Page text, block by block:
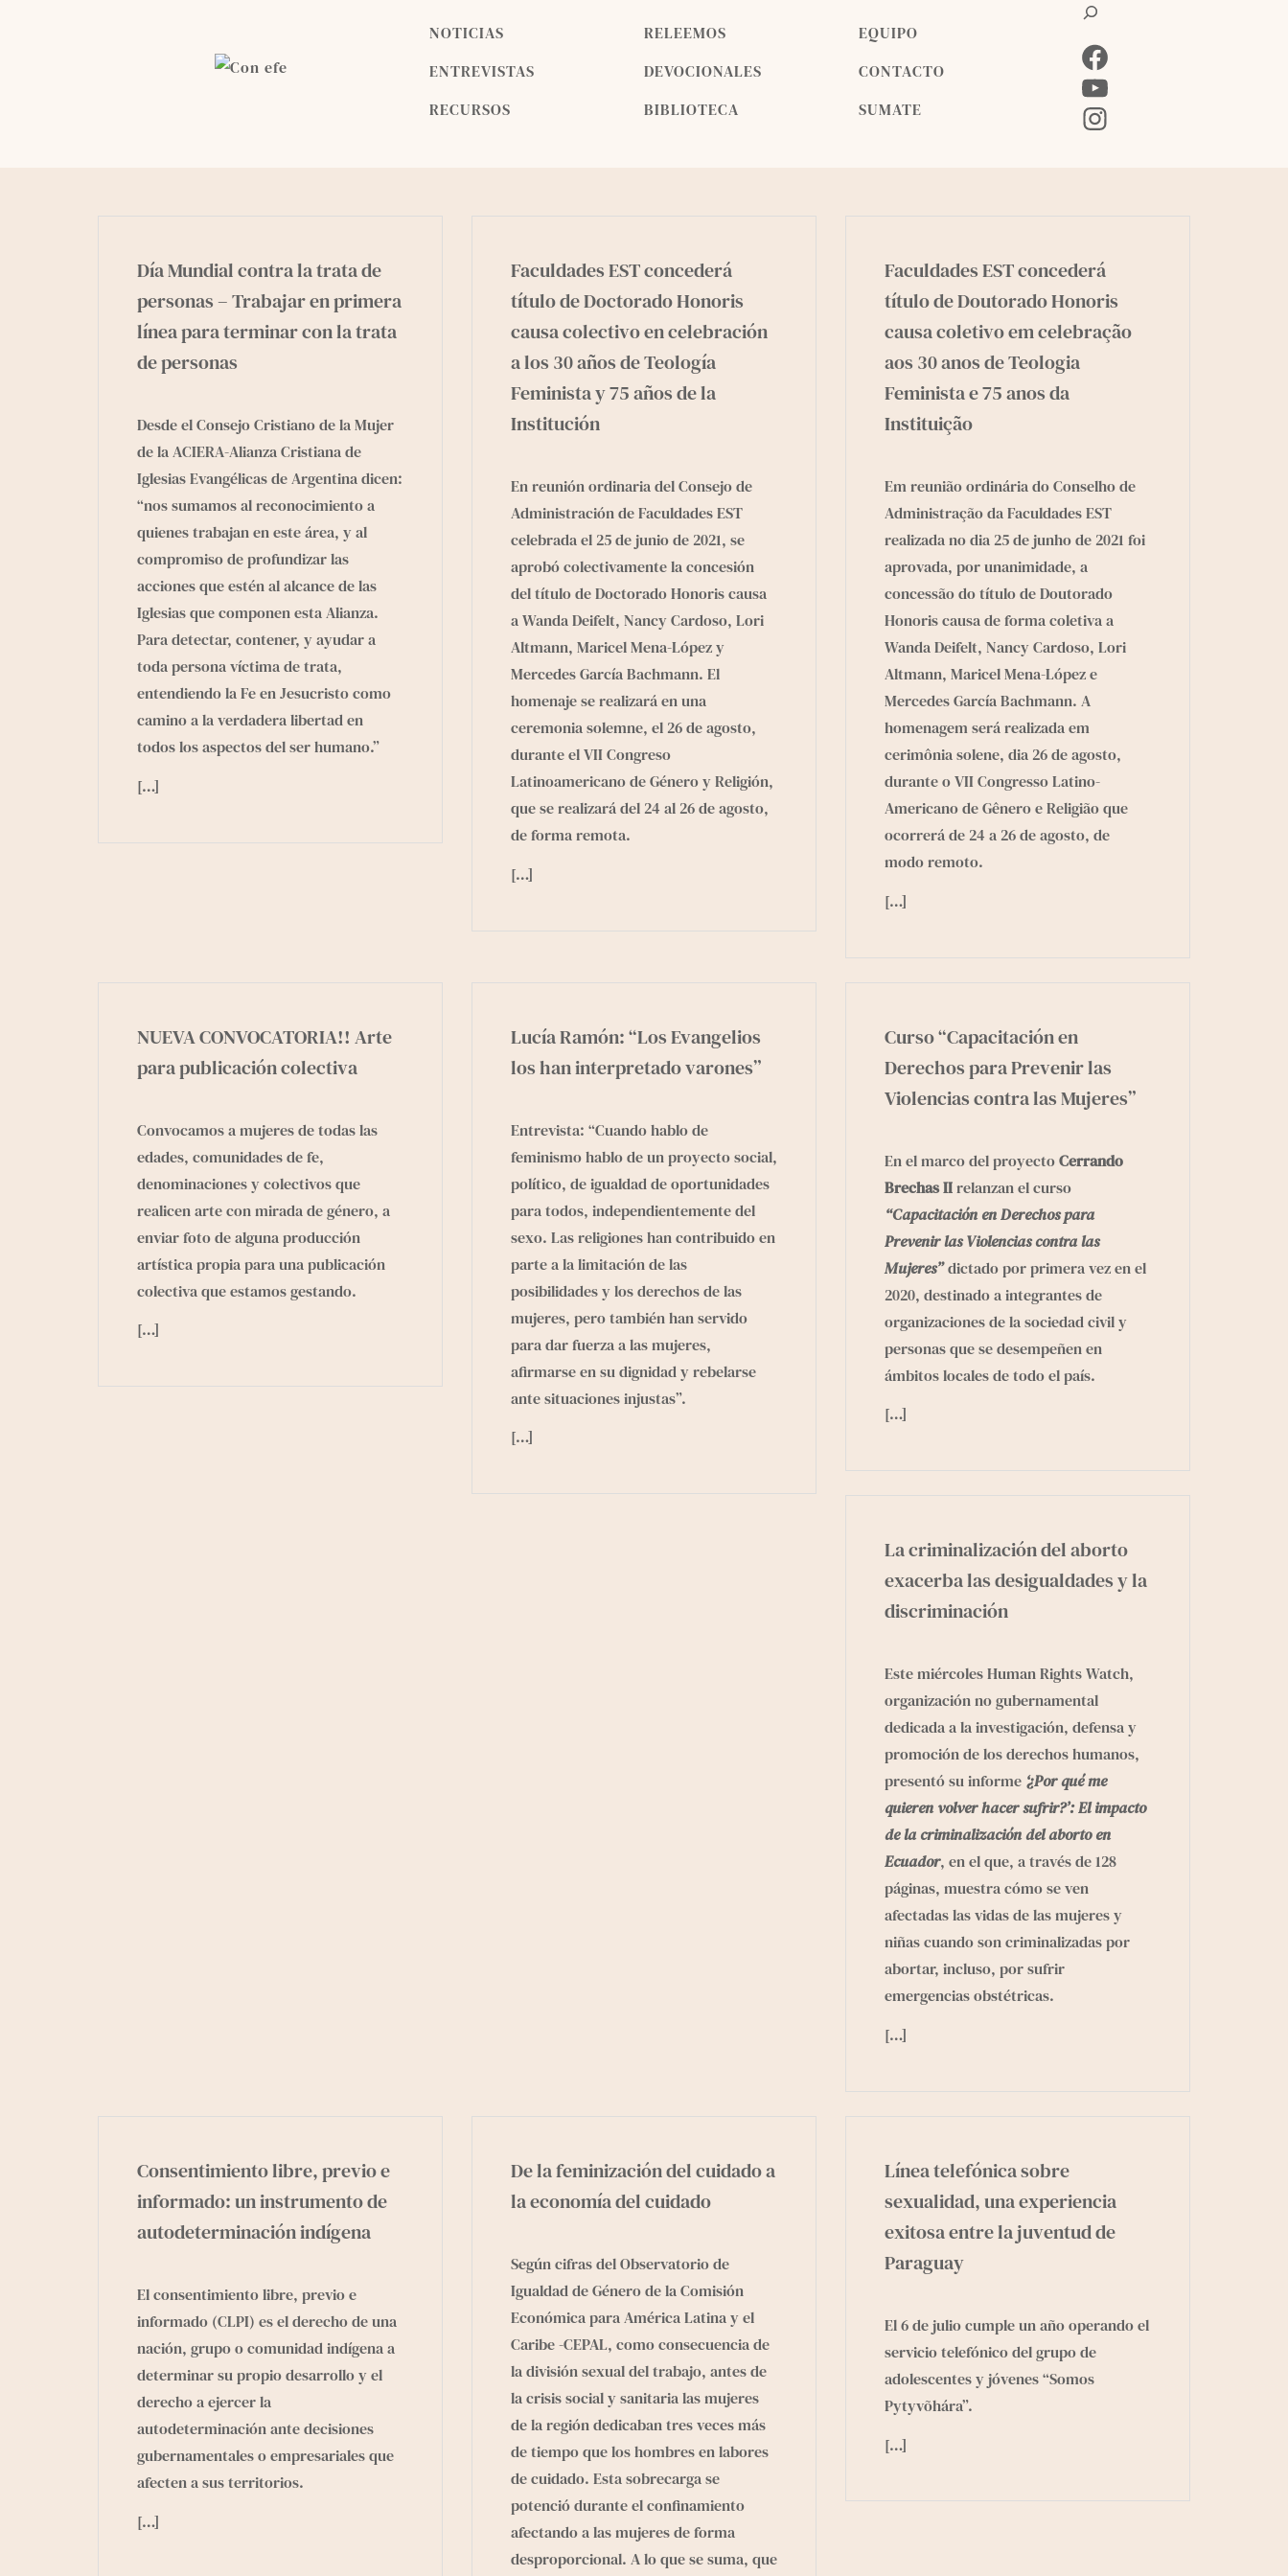
NOTICIAS
ENTREVISTAS
RECURSOS
RELEEMOS
DEVOCIONALES
BIBLIOTECA
EQUIPO
CONTACTO
SUMATE
e
t
g
m
Día Mundial contra la trata de
personas – Trabajar en primera
línea para terminar con la trata
de personas
Desde el Consejo Cristiano de la Mujer
de la ACIERA-Alianza Cristiana de
Iglesias Evangélicas de Argentina dicen:
“nos sumamos al reconocimiento a
quienes trabajan en este área, y al
compromiso de profundizar las
acciones que estén al alcance de las
Iglesias que componen esta Alianza.
Para detectar, contener, y ayudar a
toda persona víctima de trata,
entendiendo la Fe en Jesucristo como
camino a la verdadera libertad en
todos los aspectos del ser humano.”
[…]
Faculdades EST concederá
título de Doctorado Honoris
causa colectivo en celebración
a los 30 años de Teología
Feminista y 75 años de la
Institución
En reunión ordinaria del Consejo de
Administración deFaculdades EST
celebrada el 25 de junio de 2021, se
aprobó colectivamente la concesión
del título de Doctorado Honoris causa
a Wanda Deifelt, Nancy Cardoso, Lori
Altmann, Maricel Mena-López y
Mercedes García Bachmann. El
homenaje se realizará en una
ceremonia solemne, el 26 de agosto,
durante el VII Congreso
Latinoamericano de Género y Religión,
que se realizará del 24 al 26 de agosto,
de forma remota.
[…]
Faculdades EST concederá
título de Doutorado Honoris
causa coletivo em celebração
aos 30 anos de Teologia
Feminista e 75 anos da
Instituição
Em reunião ordinária do Conselho de
Administração daFaculdades EST
realizada no dia 25 de junho de 2021 foi
aprovada, por unanimidade, a
concessão do título de Doutorado
Honoris causa de forma coletiva a
Wanda Deifelt, Nancy Cardoso, Lori
Altmann, Maricel Mena-López e
Mercedes García Bachmann. A
homenagem será realizada em
cerimônia solene, dia 26 de agosto,
durante o VII Congresso Latino-
Americano de Gênero e Religião que
ocorrerá de 24 a 26 de agosto, de
modo remoto.
[…]
NUEVA CONVOCATORIA!! Arte
para publicación colectiva
Convocamos a mujeres de todas las
edades, comunidades de fe,
denominaciones y colectivos que
realicen arte con mirada de género, a
enviar foto de alguna producción
artística propia para una publicación
colectiva que estamos gestando.
[…]
Lucía Ramón: “Los Evangelios
los han interpretado varones”
Entrevista: “Cuando hablo de
feminismo hablo de un proyecto social,
político, de igualdad de oportunidades
para todos, independientemente del
sexo. Las religiones han contribuido en
parte a la limitación de las
posibilidades y los derechos de las
mujeres, pero también han servido
para dar fuerza a las mujeres,
afirmarse en su dignidad y rebelarse
ante situaciones injustas”.
[…]
Curso “Capacitación en
Derechos para Prevenir las
Violencias contra las Mujeres”
En el marco del proyectoCerrando
Brechas IIrelanzan el curso
“Capacitación en Derechos para
Prevenir las Violencias contra las
Mujeres”dictado por primera vez en el
2020, destinado a integrantes de
organizaciones de la sociedad civil y
personas que se desempeñen en
ámbitos locales de todo el país.
[…]
La criminalización del aborto
exacerba las desigualdades y la
discriminación
Este miércoles Human Rights Watch,
organización no gubernamental
dedicada a la investigación, defensa y
promoción de los derechos humanos,
presentósu informe ‘¿Por qué me
quieren volver hacer sufrir?’: El impacto
de la criminalización del aborto en
Ecuador, en el que, a través de 128
páginas, muestra cómo se ven
afectadas las vidas de las mujeres y
niñas cuando son criminalizadas por
abortar, incluso, por sufrir
emergencias obstétricas.
[…]
Consentimiento libre, previo e
informado: un instrumento de
autodeterminación indígena
El consentimiento libre, previo e
informado (CLPI) es el derecho de una
nación, grupo o comunidad indígena a
determinar su propio desarrollo y el
derecho a ejercer la
autodeterminación ante decisiones
gubernamentales o empresariales que
afecten a sus territorios.
[…]
De la feminización del cuidado a
la economía del cuidado
Según cifras del Observatorio de
Igualdad de Género de la Comisión
Económica para América Latina y el
Caribe -CEPAL, como consecuencia de
la división sexual del trabajo, antes de
la crisis social y sanitaria las mujeres
de la región dedicaban tres veces más
de tiempo que los hombres en labores
de cuidado. Esta sobrecarga se
potenció durante el confinamiento
afectando a las mujeres de forma
desproporcional. A lo que se suma, que
Línea telefónica sobre
sexualidad, una experiencia
exitosa entre la juventud de
Paraguay
El 6 de julio cumple un año operando el
servicio telefónico del grupo de
adolescentes y jóvenes “Somos
Pytyvõhára”.
[…]